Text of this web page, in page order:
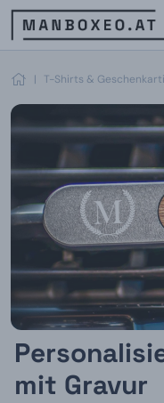
| T-Shirts &
mit Gravur